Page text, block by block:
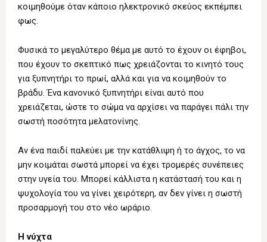
κοιμηθούμε όταν κάποιο ηλεκτρονικό σκεύος εκπέμπει
φως.
Φυσικά το μεγαλύτερο θέμα με αυτό το έχουν οι έφηβοι,
που έχουν το σκεπτικό πως χρειάζονται το κινητό τους
για ξυπνητήρι το πρωί, αλλά και για να κοιμηθούν το
βράδυ. Ένα κανονικό ξυπνητήρι είναι αυτό που
χρειάζεται, ώστε το σώμα να αρχίσει να παράγει πάλι την
σωστή ποσότητα μελατονίνης.
Αν ένα παιδί παλεύει με την κατάθλιψη ή το άγχος, το να
μην κοιμάται σωστά μπορεί να έχει τρομερές συνέπειες
στην υγεία του. Μπορεί κάλλιστα η κατάστασή του και η
ψυχολογία του να γίνει χειρότερη, αν δεν γίνει η σωστή
προσαρμογή του στο νέο ωράριο.
Η νύχτα